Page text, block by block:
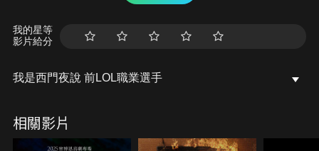
我的星等
影片給分
我是西門夜說 前LOL職業選手
相關影片